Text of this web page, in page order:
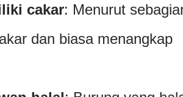
cakar: Menurut
dan biasa menangkap